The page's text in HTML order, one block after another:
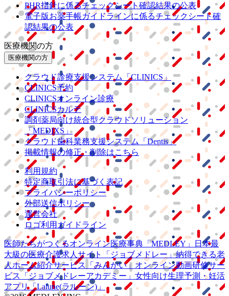
PHR指針に係るチェックシート確認結果の公表
電子版お薬手帳ガイドラインに係るチェックシート確
認結果の公表
医療機関の方
医療機関の方
クラウド診療支援システム
「CLINICS」
CLINICS予約
CLINICSオンライン診療
CLINICSカルテ
調剤薬局向け統合型クラウドソリューション
「MEDIXS」
クラウド歯科業務支援システム
「Dentis」
掲載情報の修正・削除はこちら
利用規約
特定商取引法に基づく表記
プライバシーポリシー
外部送信ポリシー
運営会社
ロゴ利用ガイドライン
医師たちがつくるオンライン医療事典 「MEDLEY」
日本最
大級の医療介護求人サイト 「ジョブメドレー」納得できる老
人ホーム紹介サービス
「みんかい」 オンライン動画研修サー
ビス
「ジョブメドレーアカデミー」 女性向け生理予測・妊活
アプリ「Lalune(ラルーン)」